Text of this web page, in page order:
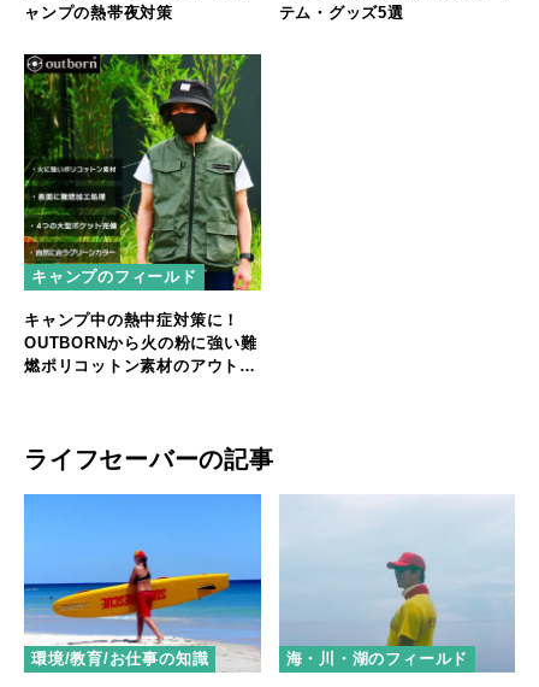
ャンプの熱帯夜対策
テム・グッズ5選
キャンプのフィールド
キャンプ中の熱中症対策に！
OUTBORNから火の粉に強い難
燃ポリコットン素材のアウトド
ライフセーバーの記事
環境/教育/お仕事の知識 海・川・湖のフィールド